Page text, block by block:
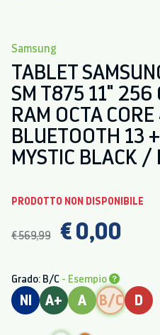
Samsung
TABLET
SM T875 11" 256
RAM OCTA
BLUETOOTH 13
MYSTIC BLACK /
PRODOTTO NON DISPONIBILE
€ 569,99 € 0,00
Grado: B/C - Esempio
NI A+ A B/C D